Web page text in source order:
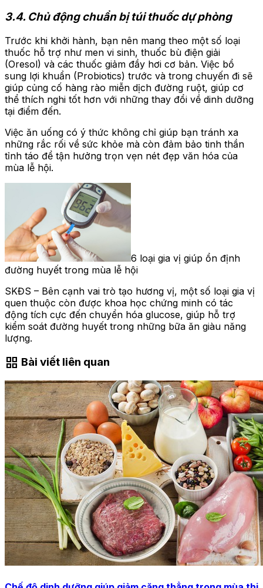
3.4. Chủ động chuẩn bị túi thuốc dự phòng
Trước khi khởi hành, bạn nên mang theo một số loại
thuốc hỗ trợ như men vi sinh, thuốc bù điện giải
(Oresol) và các thuốc giảm đầy hơi cơ bản. Việc bổ
sung lợi khuẩn (Probiotics) trước và trong chuyến đi sẽ
giúp củng cố hàng rào miễn dịch đường ruột, giúp cơ
thể thích nghi tốt hơn với những thay đổi về dinh dưỡng
tại điểm đến.
Việc ăn uống có ý thức không chỉ giúp bạn tránh xa
những rắc rối về sức khỏe mà còn đảm bảo tinh thần
tỉnh táo để tận hưởng trọn vẹn nét đẹp văn hóa của
mùa lễ hội.
6 loại gia vị giúp ổn định
đường huyết trong mùa lễ hội
SKĐS – Bên cạnh vai trò tạo hương vị, một số loại gia vị
quen thuộc còn được khoa học chứng minh có tác
động tích cực đến chuyển hóa glucose, giúp hỗ trợ
kiểm soát đường huyết trong những bữa ăn giàu năng
lượng.
grid_view Bài viết liên quan